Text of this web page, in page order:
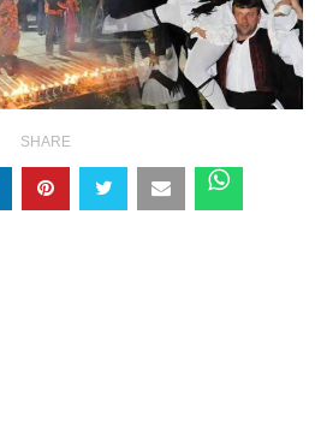
SHARE